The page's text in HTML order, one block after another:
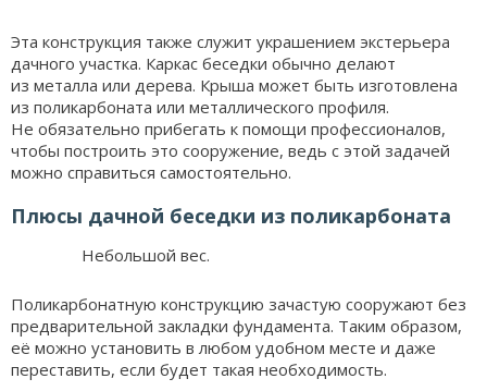
Эта конструкция также служит украшением экстерьера
дачного участка. Каркас беседки обычно делают
из металла или дерева. Крыша может быть изготовлена
из поликарбоната или металлического профиля.
Не обязательно прибегать к помощи профессионалов,
чтобы построить это сооружение, ведь с этой задачей
можно справиться самостоятельно.
Плюсы дачной беседки из поликарбоната
Небольшой вес.
Поликарбонатную конструкцию зачастую сооружают без
предварительной закладки фундамента. Таким образом,
её можно установить в любом удобном месте и даже
переставить, если будет такая необходимость.